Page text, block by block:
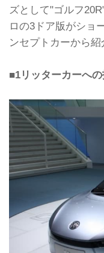
ズとして"ゴルフ
ロの3ドア版がショ
ンセプトカーから紹
■1リッターカーへ